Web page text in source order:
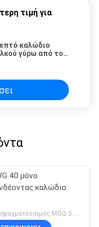
τιμή για
καλώδιο
γύρω από το
40 μόνο
καλώδιο
Διαπραγματεύσιμος MOQ:5 χιλιόγραμμο/χιλιόγραμμα